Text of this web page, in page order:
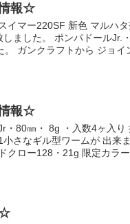
報☆
イマー220SF 新色 マルハ
ました。 ポンパドールJr.
ガンクラフトから ジョイ
報☆
・80㎜・ 8g ・入数4ヶ入り
さなギル型ワームが 出来
クロー128・21g 限定カラー
☆